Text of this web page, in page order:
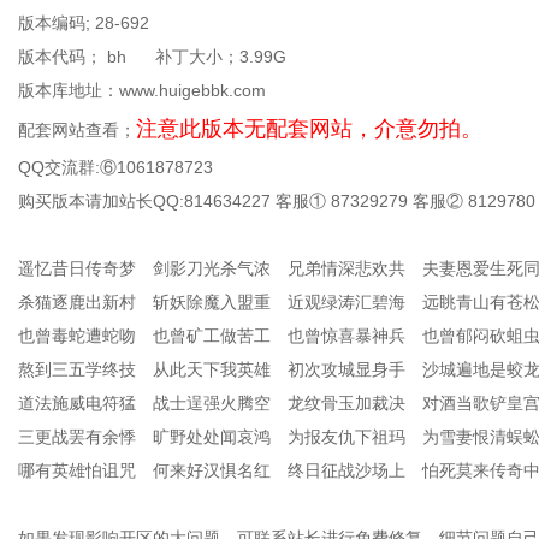
版本编码; 28-692
版本代码； bh 补丁大小；3.99G
版本库地址：www.huigebbk.com
配套网站查看； 注意此版本无配套网站，介意勿拍。
QQ交流群:⑥1061878723
购买版本请加站长QQ:814634227 客服① 87329279 客服② 8129780
遥忆昔日传奇梦 剑影刀光杀气浓 兄弟情深悲欢共 夫妻恩爱生死同
杀猫逐鹿出新村 斩妖除魔入盟重 近观绿涛汇碧海 远眺青山有苍松
也曾毒蛇遭蛇吻 也曾矿工做苦工 也曾惊喜暴神兵 也曾郁闷砍蛆虫
熬到三五学终技 从此天下我英雄 初次攻城显身手 沙城遍地是蛟龙
道法施威电符猛 战士逞强火腾空 龙纹骨玉加裁决 对酒当歌铲皇宫
三更战罢有余悸 旷野处处闻哀鸿 为报友仇下祖玛 为雪妻恨清蜈蚣
哪有英雄怕诅咒 何来好汉惧名红 终日征战沙场上 怕死莫来传奇中